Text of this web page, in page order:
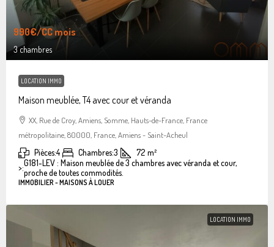
990€/CC mois
3 chambres
LOCATION IMMO
Maison meublée, T4 avec cour et véranda
XX, Rue de Croy, Amiens, Somme, Hauts-de-France, France
métropolitaine, 80000, France, Amiens - Saint-Acheul
Pièces:4 Chambres:3 72 m²
>:G181-LEV : Maison meublée de 3 chambres avec véranda et cour,
proche de toutes commodités.
IMMOBILIER - MAISONS À LOUER
LOCATION IMMO